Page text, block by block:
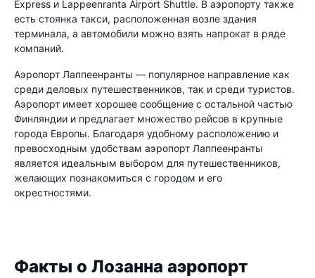
Express и Lappeenranta Airport Shuttle. В аэропорту также
есть стоянка такси, расположенная возле здания
терминала, а автомобили можно взять напрокат в ряде
компаний.
Аэропорт Лаппеенранты — популярное направление как
среди деловых путешественников, так и среди туристов.
Аэропорт имеет хорошее сообщение с остальной частью
Финляндии и предлагает множество рейсов в крупные
города Европы. Благодаря удобному расположению и
превосходным удобствам аэропорт Лаппеенранты
является идеальным выбором для путешественников,
желающих познакомиться с городом и его
окрестностями.
Факты о Лозанна аэропорт